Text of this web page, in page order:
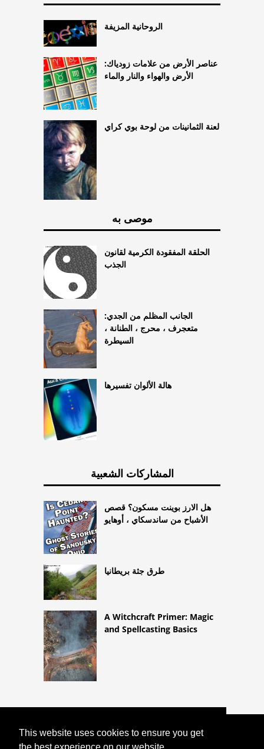
This website uses cookies to ensure you get
الروحانية المزيفة
عناصر الأرض من علامات زودياك:
الأرض والهواء والنار والماء
لعنة الثمانينات من لوحة بوي كراي
موصى به
الحلقة المفقودة الكرمية لقانون
الجذب
الجانب المظلم من الجدي:
متعجرف ، محرج ، الطنانة ،
السيطرة
هالة الألوان تفسيرها
المشاركات الشعبية
هل الارز بوينت مسكون؟ قصص
الأشباح من ساندسكاي ، أوهايو
طرق جثة بريطانيا
A Witchcraft Primer: Magic
and Spellcasting Basics
COPYRIGHT 2026
HTTPS://ASTROLOGYONLINE.NET